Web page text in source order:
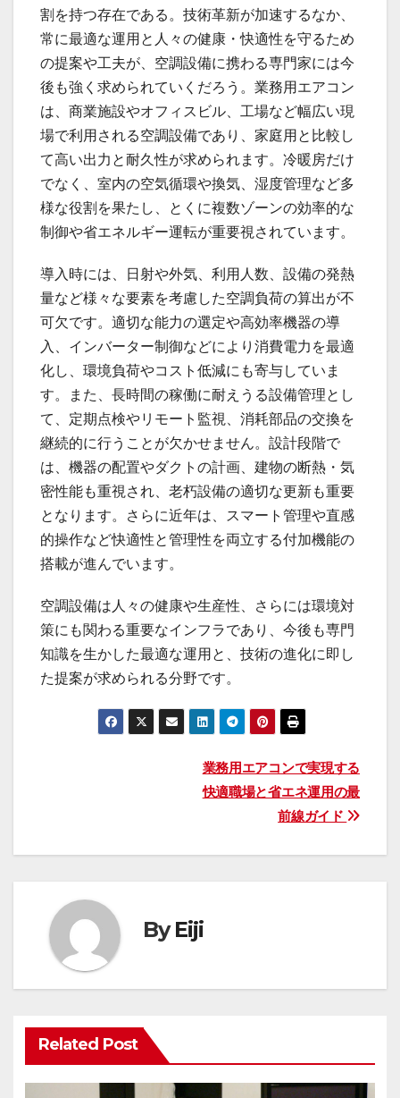
割を持つ存在である。技術革新が加速するなか、
常に最適な運用と人々の健康・快適性を守るため
の提案や工夫が、空調設備に携わる専門家には今
後も強く求められていくだろう。業務用エアコン
は、商業施設やオフィスビル、工場など幅広い現
場で利用される空調設備であり、家庭用と比較し
て高い出力と耐久性が求められます。冷暖房だけ
でなく、室内の空気循環や換気、湿度管理など多
様な役割を果たし、とくに複数ゾーンの効率的な
制御や省エネルギー運転が重要視されています。
導入時には、日射や外気、利用人数、設備の発熱
量など様々な要素を考慮した空調負荷の算出が不
可欠です。適切な能力の選定や高効率機器の導
入、インバーター制御などにより消費電力を最適
化し、環境負荷やコスト低減にも寄与していま
す。また、長時間の稼働に耐えうる設備管理とし
て、定期点検やリモート監視、消耗部品の交換を
継続的に行うことが欠かせません。設計段階で
は、機器の配置やダクトの計画、建物の断熱・気
密性能も重視され、老朽設備の適切な更新も重要
となります。さらに近年は、スマート管理や直感
的操作など快適性と管理性を両立する付加機能の
搭載が進んでいます。
空調設備は人々の健康や生産性、さらには環境対
策にも関わる重要なインフラであり、今後も専門
知識を生かした最適な運用と、技術の進化に即し
た提案が求められる分野です。
ナ
ゲ
ー
シ
ョ
ン
業務用エアコンで実現する
快適職場と省エネ運用の最
前線ガイド
ByEiji
Related Post